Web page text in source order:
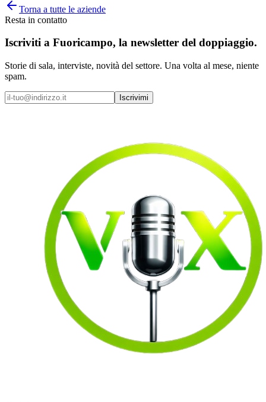
Torna a tutte le aziende
Resta in contatto
Iscriviti a Fuoricampo, la newsletter del doppiaggio.
Storie di sala, interviste, novità del settore. Una volta al mese, niente
spam.
Iscrivimi